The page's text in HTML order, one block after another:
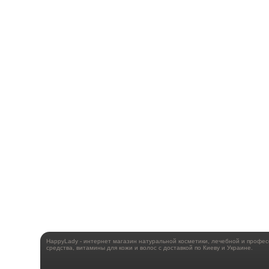
HappyLady - интернет магазин натуральной косметики, лечебной и
средства, витамины для кожи и волос с доставкой по Киеву и Украине.